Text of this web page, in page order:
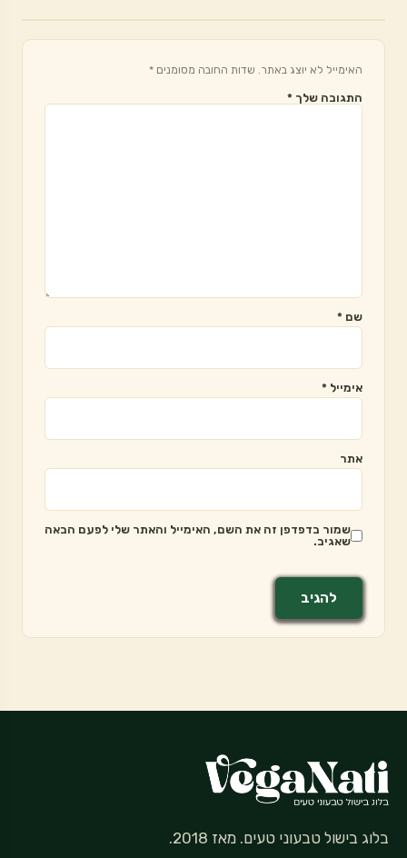
האימייל לא יוצג באתר. שדות החובה מסומנים *
התגובה שלך *
שם *
אימייל *
אתר
שמור בדפדפן זה את השם, האימייל והאתר שלי לפעם הבאה
שאגיב.
בלוג בישול טבעוני טעים. מאז 2018.